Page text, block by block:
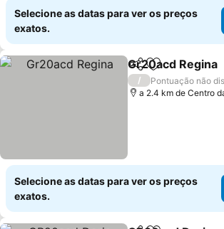
Selecione as datas para ver os preços
exatos.
PartilharAdicionar
Gr20acd Regina
/
Pontuação não
a 2.4 km de Centro
Selecione as datas para ver os preços
exatos.